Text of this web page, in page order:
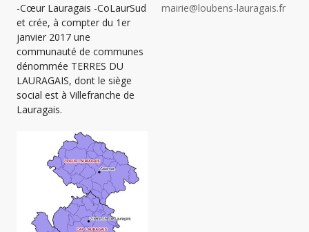
-Cœur Lauragais -CoLaurSud
et crée, à compter du 1er
janvier 2017 une
communauté de communes
dénommée TERRES DU
LAURAGAIS, dont le siège
social est à Villefranche de
Lauragais.
mairie@loubens-lauragais.fr